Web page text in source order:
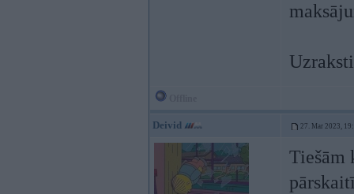
Deivid 27. Mar 2023,
Tiešām